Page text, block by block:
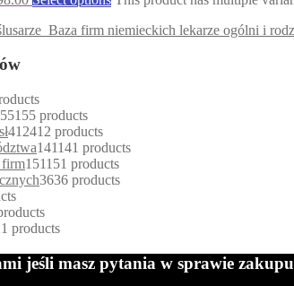
Baza firm niemieckich lekarze ogólni i
155 products
412412 products
141141 products
firm151151 products
3636 products
products
jeśli masz pytania w sprawie